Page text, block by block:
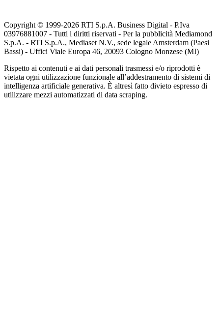
Copyright © 1999-2026 RTI S.p.A. Business Digital - P.Iva
03976881007 - Tutti i diritti riservati - Per la pubblicità Mediamond
S.p.A. - RTI S.p.A., Mediaset N.V., sede legale Amsterdam (Paesi
Bassi) - Uffici Viale Europa 46, 20093 Cologno Monzese (MI)
Rispetto ai contenuti e ai dati personali trasmessi e/o riprodotti è
vietata ogni utilizzazione funzionale all’addestramento di sistemi di
intelligenza artificiale generativa. È altresì fatto divieto espresso di
utilizzare mezzi automatizzati di data scraping.